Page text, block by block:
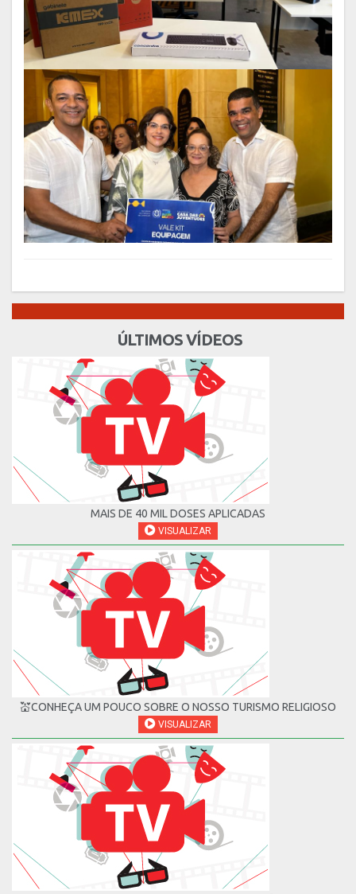
ÚLTIMOS VÍDEOS
MAIS DE 40 MIL DOSES APLICADAS
VISUALIZAR
💒CONHEÇA UM POUCO SOBRE O NOSSO TURISMO RELIGIOSO
VISUALIZAR